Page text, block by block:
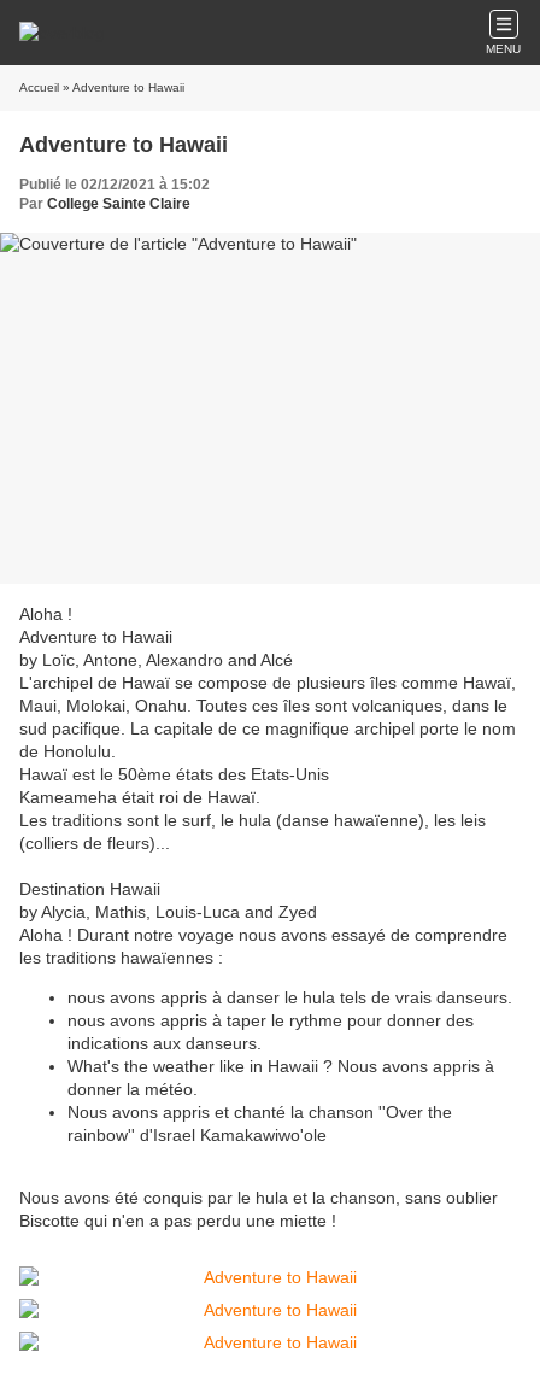
MENU
Accueil » Adventure to Hawaii
Adventure to Hawaii
Publié le 02/12/2021 à 15:02
Par College Sainte Claire
Aloha !
Adventure to Hawaii
by Loïc, Antone, Alexandro and Alcé
L'archipel de Hawaï se compose de plusieurs îles comme Hawaï,
Maui, Molokai, Onahu. Toutes ces îles sont volcaniques, dans le
sud pacifique. La capitale de ce magnifique archipel porte le nom
de Honolulu.
Hawaï est le 50ème états des Etats-Unis
Kameameha était roi de Hawaï.
Les traditions sont le surf, le hula (danse hawaïenne), les leis
(colliers de fleurs)...
Destination Hawaii
by Alycia, Mathis, Louis-Luca and Zyed
Aloha ! Durant notre voyage nous avons essayé de comprendre
les traditions hawaïennes :
nous avons appris à danser le hula tels de vrais danseurs.
nous avons appris à taper le rythme pour donner des
indications aux danseurs.
What's the weather like in Hawaii ? Nous avons appris à
donner la météo.
Nous avons appris et chanté la chanson ''Over the
rainbow'' d'Israel Kamakawiwo'ole
Nous avons été conquis par le hula et la chanson, sans oublier
Biscotte qui n'en a pas perdu une miette !